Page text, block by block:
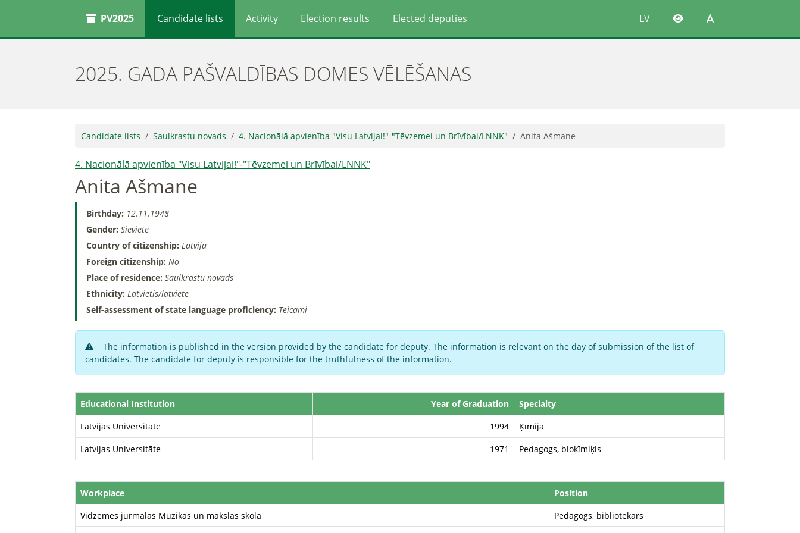
PV2025 Candidate lists Activity Election results Elected deputies LV
2025. GADA PAŠVALDĪBAS DOMES VĒLĒŠANAS
Candidate lists Saulkrastu novads 4. Nacionālā apvienība "Visu Latvijai!"-"Tēvzemei un Brīvībai/LNNK" Anita Ašmane
4. Nacionālā apvienība "Visu Latvijai!"-"Tēvzemei un Brīvībai/LNNK"
Anita Ašmane
Birthday: 12.11.1948
Gender: Sieviete
Country of citizenship: Latvija
Foreign citizenship: No
Place of residence: Saulkrastu novads
Ethnicity: Latvietis/latviete
Self-assessment of state language proficiency: Teicami
The information is published in the version provided by the candidate for deputy. The information is relevant on the day of submission of the list of
candidates. The candidate for deputy is responsible for the truthfulness of the information.
Educational Institution Year of Graduation
Specialty
Latvijas Universitāte
1994
Ķīmija
Latvijas Universitāte
1971 Pedagogs, bioķīmiķis
Workplace
Position
Vidzemes jūrmalas Mūzikas un mākslas skola
Pedagogs, bibliotekārs